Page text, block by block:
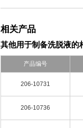
相关产品
其他用于制备洗脱液的
产品编号
206-10731
206-10736